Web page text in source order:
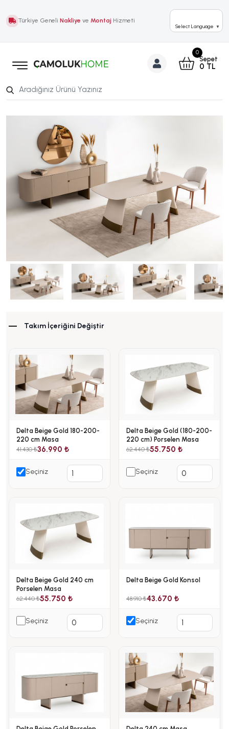
Türkiye Geneli Nakliye ve Montaj Hizmeti
Select Language ▼
0
Sepet
0 TL
Takım İçeriğini Değiştir
Delta Beige Gold 180-200-
220 cm Masa
41.430 ₺36.990 ₺
Seçiniz
Delta Beige Gold (180-200-
220 cm) Porselen Masa
62.440 ₺55.750 ₺
Seçiniz
Delta Beige Gold 240 cm
Porselen Masa
62.440 ₺55.750 ₺
Seçiniz
Delta Beige Gold Konsol
48.910 ₺43.670 ₺
Seçiniz